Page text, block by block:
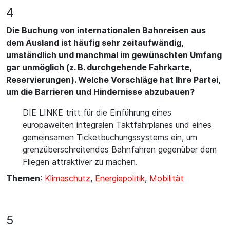
4
Die Buchung von internationalen Bahnreisen aus
dem Ausland ist häufig sehr zeitaufwändig,
umständlich und manchmal im gewünschten Umfang
gar unmöglich (z. B. durchgehende Fahrkarte,
Reservierungen). Welche Vorschläge hat Ihre Partei,
um die Barrieren und Hindernisse abzubauen?
DIE LINKE tritt für die Einführung eines
europaweiten integralen Taktfahrplanes und eines
gemeinsamen Ticketbuchungssystems ein, um
grenzüberschreitendes Bahnfahren gegenüber dem
Fliegen attraktiver zu machen.
Themen: Klimaschutz, Energiepolitik, Mobilität
5